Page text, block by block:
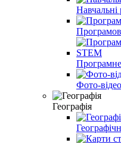
Навчальні
Фото-
Географія